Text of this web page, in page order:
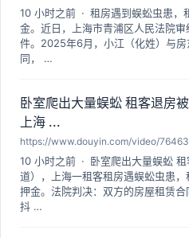
10 小时之前 · 租房遇到蜈蚣虫患，
金。近日，上海市青浦区人民法院
件。2025年6月，小江（化姓）与
同， …
卧室爬出大量蜈蚣 租客退房
上海 ...
https://www.douyin.com/video/
10 小时之前 · 卧室爬出大量蜈蚣
道），上海一租客租房遇蜈蚣虫患
押金。法院判决：双方的房屋租赁
抖 …